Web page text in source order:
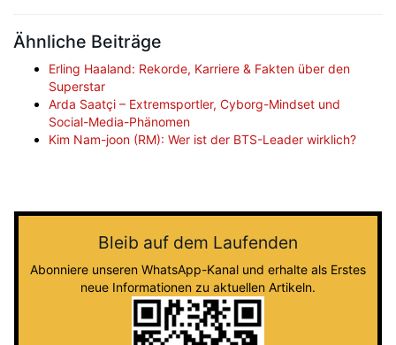
Ähnliche Beiträge
Erling Haaland: Rekorde, Karriere & Fakten über den
Superstar
Arda Saatçi – Extremsportler, Cyborg-Mindset und
Social-Media-Phänomen
Kim Nam-joon (RM): Wer ist der BTS-Leader wirklich?
Bleib auf dem Laufenden
Abonniere unseren WhatsApp-Kanal und erhalte als Erstes
neue Informationen zu aktuellen Artikeln.